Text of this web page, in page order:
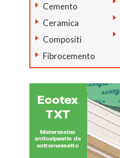
Cemento
Ceramica
Compositi
Fibrocemento